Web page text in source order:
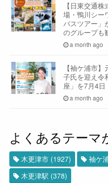
【日東交通
場・鴨川シー
バスツアー」
のグループも
a month ago
【袖ケ浦市
子氏を迎え令
座」を7月4日
a month ago
よくあるテーマ
木更津市 (1927) 袖ケ
木更津駅 (378)